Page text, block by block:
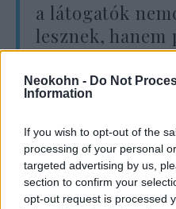
Neokohn - Do Not
Information
If you wish to opt-out of the
processing of your personal
targeted advertising by us,
section to confirm your
opt-out request is processed
a látogatók
lesznek,
szereplők is
videoklipjében,
koncert után
Ez a lépés nemcsak
tökéletes példája